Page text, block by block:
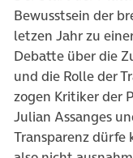
Bewusstsein der
letzen Jahr zu
Debatte über die
und die Rolle der
zogen Kritiker der
Julian Assanges
Transparenz dürfe